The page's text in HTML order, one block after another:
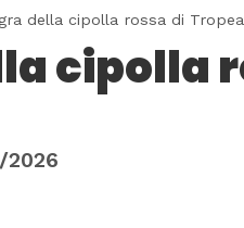
della cipolla rossa di Tropea
cipolla
2026